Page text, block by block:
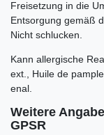
Freisetzung in die
Entsorgung gemäß
Nicht schlucken.
Kann allergische
ext., Huile de
enal.
Weitere
GPSR